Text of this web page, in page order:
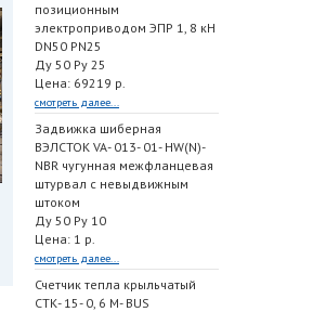
позиционным
электроприводом ЭПР 1, 8 кН
DN50 PN25
Ду 50 Ру 25
Цена: 69219 р.
смотреть далее...
Задвижка шиберная
ВЭЛСТОК VA- 013- 01- HW(N)-
NBR чугунная межфланцевая
штурвал с невыдвижным
штоком
Ду 50 Ру 10
Цена: 1 р.
смотреть далее...
Счетчик тепла крыльчатый
СТК- 15- 0, 6 M- BUS